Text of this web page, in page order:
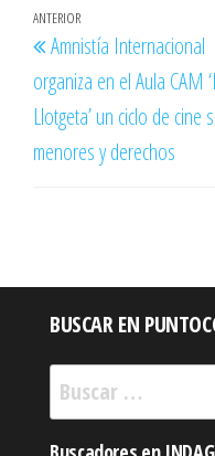
Navegación
de
entradas
Entrada
anterior
ANTERIOR
Amnistía Internacional
organiza en el Aula CAM
Llotgeta’ un ciclo de cine
menores y derechos
BUSCAR EN
Buscar: